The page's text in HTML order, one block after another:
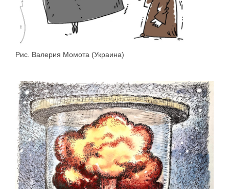
Рис. Валерия Момота (Украина)